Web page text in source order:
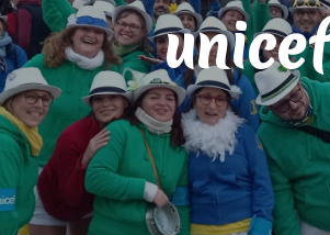
unicef